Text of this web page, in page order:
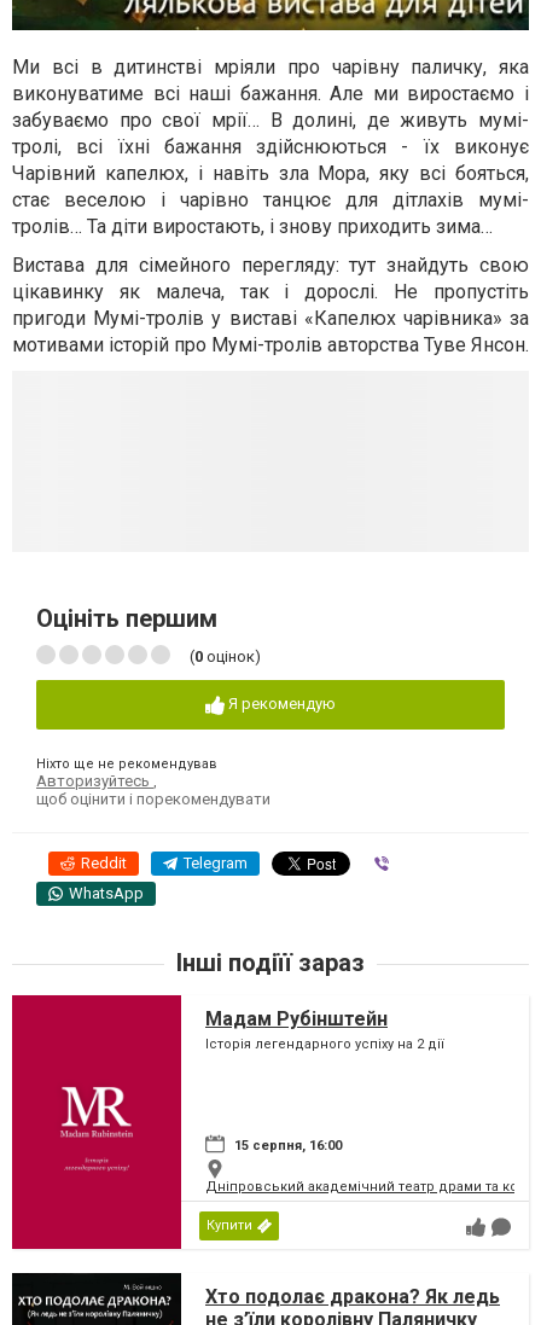
Ми всі в дитинстві мріяли про чарівну паличку, яка
виконуватиме всі наші бажання. Але ми виростаємо і
забуваємо про свої мрії… В долині, де живуть мумі-
тролі, всі їхні бажання здійснюються - їх виконує
Чарівний капелюх, і навіть зла Мора, яку всі бояться,
стає веселою і чарівно танцює для дітлахів мумі-
тролів… Та діти виростають, і знову приходить зима…
Вистава для сімейного перегляду: тут знайдуть свою
цікавинку як малеча, так і дорослі. Не пропустіть
пригоди Мумі-тролів у виставі «Капелюх чарівника» за
мотивами історій про Мумі-тролів авторства Туве Янсон.
Оцініть першим
(0 оцінок)
Я рекомендую
Ніхто ще не рекомендував
Авторизуйтесь
щоб оцінити і порекомендувати
Reddit Telegram
WhatsApp
Інші подіїї зараз
Мадам Рубінштейн
Історія легендарного успіху на 2 дії
15 серпня, 16:00
Дніпровський академічний театр драми та
Купити
Хто подолає дракона? Як ледь
не з’їли королівну Паляничку